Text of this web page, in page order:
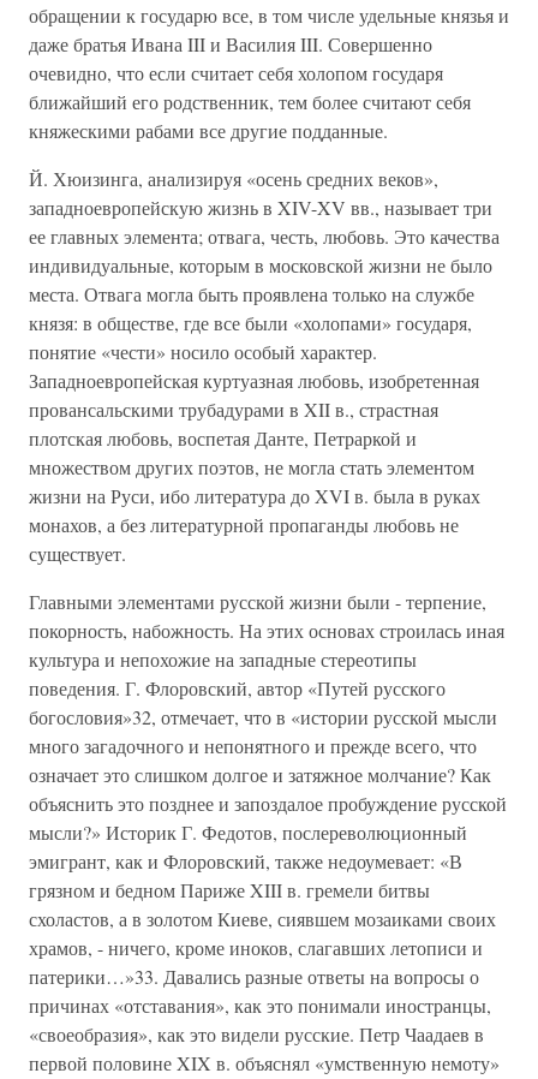
обращении к государю все, в том числе удельные князья и
даже братья Ивана III и Василия III. Совершенно
очевидно, что если считает себя холопом государя
ближайший его родственник, тем более считают себя
княжескими рабами все другие подданные.
Й. Хюизинга, анализируя «осень средних веков»,
западноевропейскую жизнь в XIV-XV вв., называет три
ее главных элемента; отвага, честь, любовь. Это качества
индивидуальные, которым в московской жизни не было
места. Отвага могла быть проявлена только на службе
князя: в обществе, где все были «холопами» государя,
понятие «чести» носило особый характер.
Западноевропейская куртуазная любовь, изобретенная
провансальскими трубадурами в XII в., страстная
плотская любовь, воспетая Данте, Петраркой и
множеством других поэтов, не могла стать элементом
жизни на Руси, ибо литература до XVI в. была в руках
монахов, а без литературной пропаганды любовь не
существует.
Главными элементами русской жизни были - терпение,
покорность, набожность. На этих основах строилась иная
культура и непохожие на западные стереотипы
поведения. Г. Флоровский, автор «Путей русского
богословия»32, отмечает, что в «истории русской мысли
много загадочного и непонятного и прежде всего, что
означает это слишком долгое и затяжное молчание? Как
объяснить это позднее и запоздалое пробуждение русской
мысли?» Историк Г. Федотов, послереволюционный
эмигрант, как и Флоровский, также недоумевает: «В
грязном и бедном Париже XIII в. гремели битвы
схоластов, а в золотом Киеве, сиявшем мозаиками своих
храмов, - ничего, кроме иноков, слагавших летописи и
патерики…»33. Давались разные ответы на вопросы о
причинах «отставания», как это понимали иностранцы,
«своеобразия», как это видели русские. Петр Чаадаев в
первой половине XIX в. объяснял «умственную немоту»